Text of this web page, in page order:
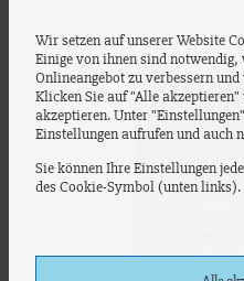
Wir setzen auf unserer Website
Einige von ihnen sind notwendig,
Onlineangebot zu verbessern
Klicken Sie auf "Alle
akzeptieren. Unter
Einstellungen aufrufen und auch
Sie können Ihre Einstellungen
des Cookie-Symbol (unten links).